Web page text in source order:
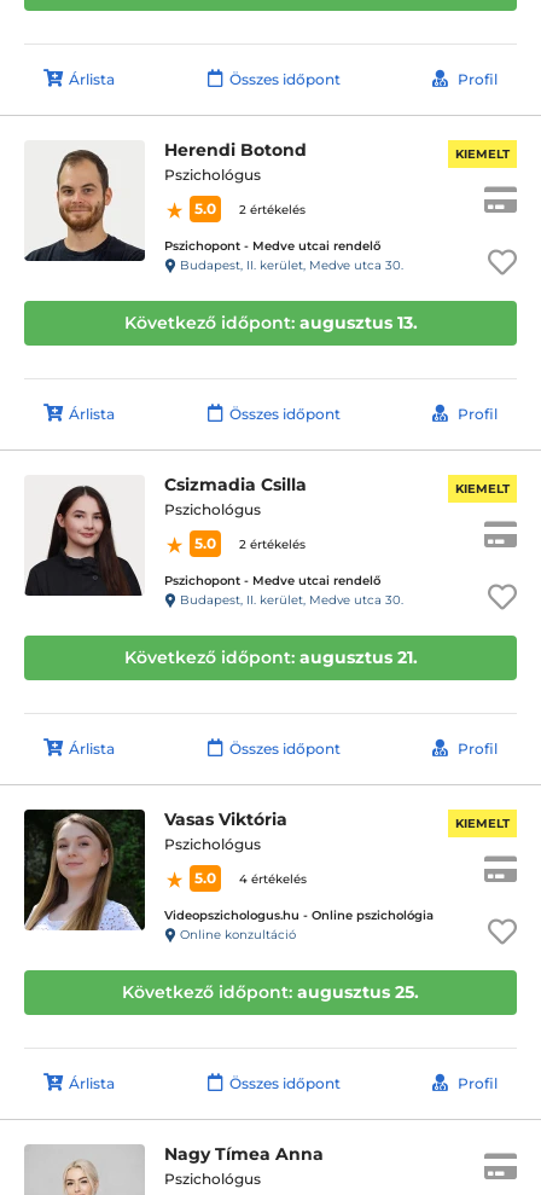
Árlista Összes időpont Profil
Herendi Botond
Pszichológus
5.0
2 értékelés
Pszichopont - Medve utcai rendelő
Budapest, II. kerület, Medve utca 30.
KIEMELT
Következő időpont: augusztus 13.
Árlista Összes időpont Profil
Csizmadia Csilla
Pszichológus
5.0
2 értékelés
Pszichopont - Medve utcai rendelő
Budapest, II. kerület, Medve utca 30.
KIEMELT
Következő időpont: augusztus 21.
Árlista Összes időpont Profil
Vasas Viktória
Pszichológus
5.0
4 értékelés
Videopszichologus.hu - Online pszichológia
Online konzultáció
KIEMELT
Következő időpont: augusztus 25.
Árlista Összes időpont Profil
Nagy Tímea Anna
Pszichológus